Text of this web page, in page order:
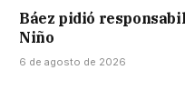
Báez pidió
Niño
6 de agosto de 2026